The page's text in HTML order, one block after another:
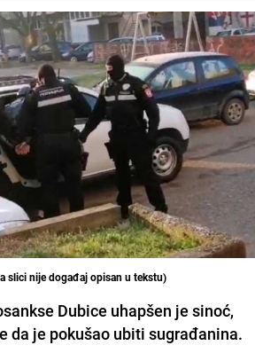
slici nije događaj opisan u tekstu)
Dubice uhapšen je sinoć,
da je pokušao ubiti sugrađanina.